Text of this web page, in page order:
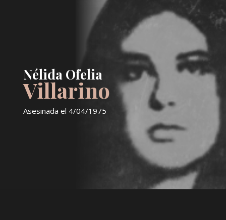
Nélida Ofelia
Villarino
Asesinada el 4/04/1975